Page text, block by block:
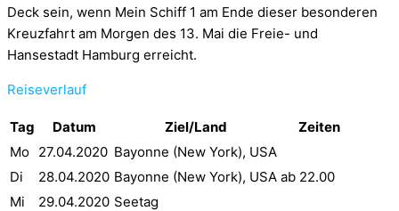
Deck sein, wenn Mein Schiff 1 am Ende dieser besonderen
Kreuzfahrt am Morgen des 13. Mai die Freie- und
Hansestadt Hamburg erreicht.
Reiseverlauf
Tag Datum Ziel/Land
Zeiten
Mo 27.04.2020 Bayonne (New York), USA
Di
28.04.2020 Bayonne (New York), USA ab 22.00
Mi
29.04.2020 Seetag